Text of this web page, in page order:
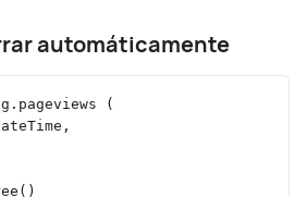
automáticamente
(